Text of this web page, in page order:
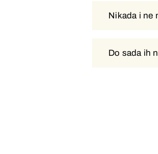
Nikada i ne
Do sada ih
Nikada i ne
Do sada ih